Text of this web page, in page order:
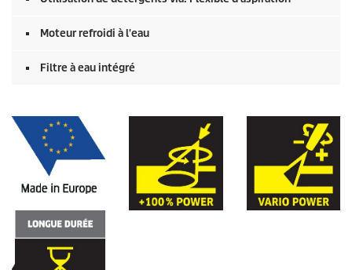
Moteur refroidi à l'eau
Filtre à eau intégré